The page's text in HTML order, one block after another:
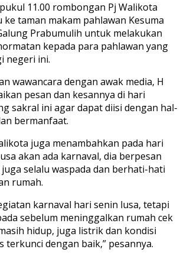
11.00 rombongan Pj Walikota
taman makam pahlawan Kesuma
Prabumulih untuk melakukan
kepada para pahlawan yang
negeri ini.
wawancara dengan awak media, H
pesan dan kesannya di hari
sakral ini agar dapat diisi dengan hal-
bermanfaat.
juga menambahkan pada hari
akan ada karnaval, dia berpesan
selalu waspada dan berhati-hati
rumah.
karnaval hari senin lusa, tetapi
sebelum meninggalkan rumah cek
hidup, juga listrik dan kondisi
terkunci dengan baik,” pesannya.